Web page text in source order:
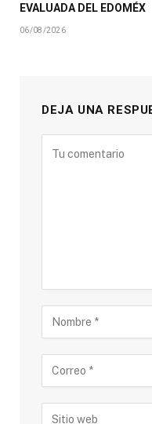
EVALUADA DEL EDOMÉX
06/08/2026
DEJA UNA